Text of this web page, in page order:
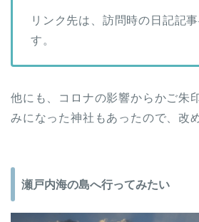
リンク先は、訪問時の日記記
す。
他にも、コロナの影響からかご朱
みになった神社もあったので、改
瀬戸内海の島へ行ってみたい